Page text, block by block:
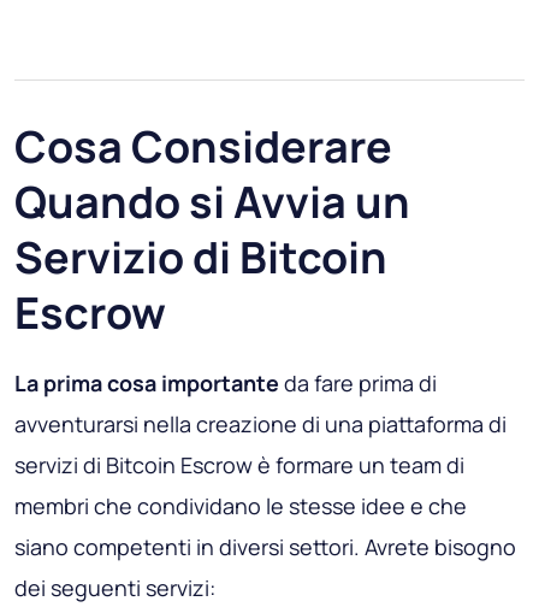
Cosa Considerare
Quando si Avvia un
Servizio di Bitcoin
Escrow
La prima cosa importante da fare prima di
avventurarsi nella creazione di una piattaforma di
servizi di Bitcoin Escrow è formare un team di
membri che condividano le stesse idee e che
siano competenti in diversi settori. Avrete bisogno
dei seguenti servizi: